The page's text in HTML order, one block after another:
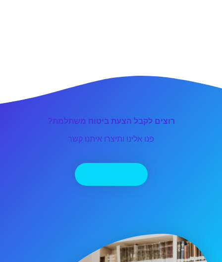
רוצים לקבל הצעת ביטוח משתלמת?
פנו אלינו ותיצרו איתנו קשר